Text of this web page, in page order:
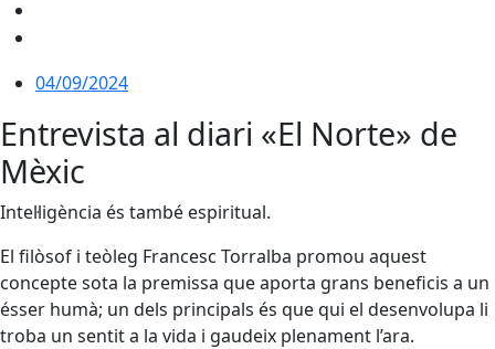
04/09/2024
Entrevista al diari «El Norte» de
Mèxic
Intel·ligència és també espiritual.
El filòsof i teòleg Francesc Torralba promou aquest
concepte sota la premissa que aporta grans beneficis a un
ésser humà; un dels principals és que qui el desenvolupa li
troba un sentit a la vida i gaudeix plenament l’ara.